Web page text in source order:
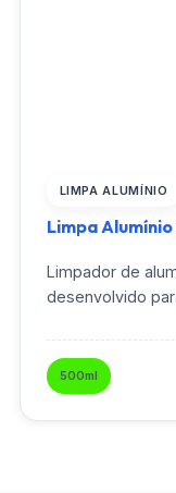
LIMPA ALUMÍNIO
Limpa
Limpador de
desenvolvido
500ml